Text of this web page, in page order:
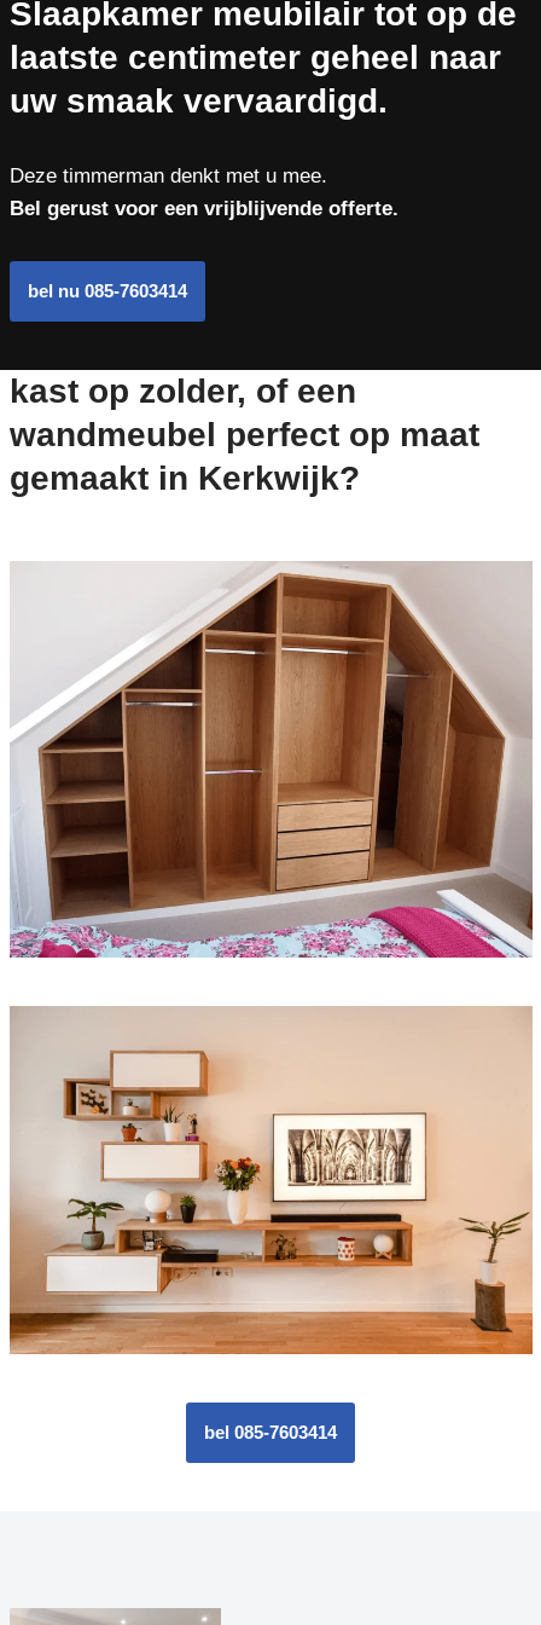
Slaapkamer meubilair tot op de
laatste centimeter geheel naar
uw smaak vervaardigd.
Deze timmerman denkt met u mee.
Bel gerust voor een vrijblijvende offerte.
bel nu 085-7603414
kast op zolder, of een
wandmeubel perfect op maat
gemaakt in Kerkwijk?
bel 085-7603414